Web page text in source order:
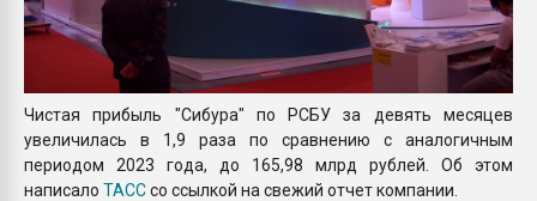
Чистая прибыль "Сибура" по РСБУ за девять месяцев
увеличилась в 1,9 раза по сравнению с аналогичным
периодом 2023 года, до 165,98 млрд рублей. Об этом
написало ТАССсо ссылкой на свежий отчет компании.